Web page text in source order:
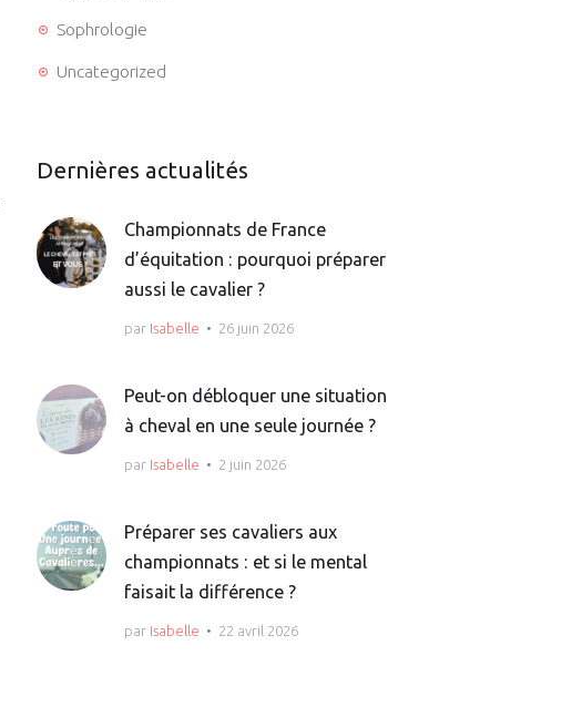
Sophrologie
Uncategorized
Dernières actualités
Championnats de France
d’équitation : pourquoi préparer
aussi le cavalier ?
par Isabelle 26 juin 2026
Peut-on débloquer une situation
à cheval en une seule journée ?
par Isabelle 2 juin 2026
Préparer ses cavaliers aux
championnats : et si le mental
faisait la différence ?
par Isabelle 22 avril 2026